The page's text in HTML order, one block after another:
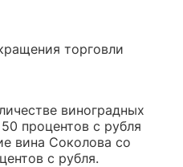
торговли
виноградных
процентов с рубля
вина Соколова со
с рубля.